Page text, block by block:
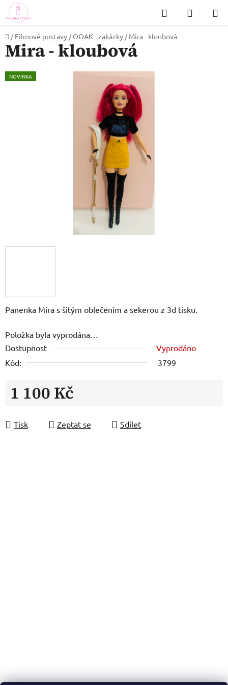
Přejít
na
obsah
Hledat
KOŠÍK
Domů
/ Filmové postavy / OOAK - zakázky / Mira - kloubová
Panenka Mira s šitým oblečením a sekerou z 3d tisku.
Položka byla vyprodána…
Dostupnost
Vyprodáno
Kód:
3799
1 100 Kč
Tisk
Zeptat se Sdílet
Mira - kloubová
NOVINKA